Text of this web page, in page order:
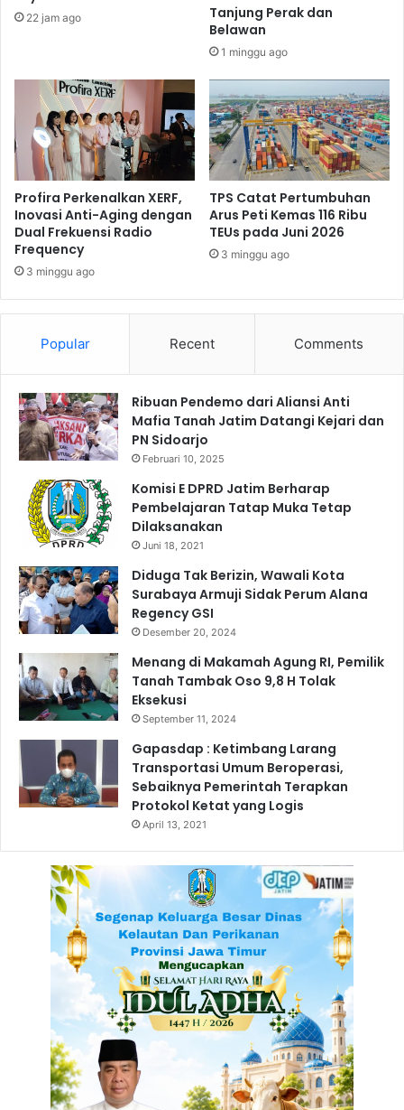
a
n
K
o
t
a
G
o
e
s
T
a
a
n
w
a
u
s
a
n
f
a
a
t
S
W
K
22 jam ago
Tanjung Perak dan
Belawan
1 minggu ago
Profira Perkenalkan XERF,
Inovasi Anti-Aging dengan
Dual Frekuensi Radio
Frequency
3 minggu ago
TPS Catat Pertumbuhan
Arus Peti Kemas 116 Ribu
TEUs pada Juni 2026
3 minggu ago
Popular Recent Comments
Ribuan Pendemo dari Aliansi Anti
Mafia Tanah Jatim Datangi Kejari dan
PN Sidoarjo
Februari 10, 2025
Komisi E DPRD Jatim Berharap
Pembelajaran Tatap Muka Tetap
Dilaksanakan
Juni 18, 2021
Diduga Tak Berizin, Wawali Kota
Surabaya Armuji Sidak Perum Alana
Regency GSI
Desember 20, 2024
Menang di Makamah Agung RI, Pemilik
Tanah Tambak Oso 9,8 H Tolak
Eksekusi
September 11, 2024
Gapasdap : Ketimbang Larang
Transportasi Umum Beroperasi,
Sebaiknya Pemerintah Terapkan
Protokol Ketat yang Logis
April 13, 2021